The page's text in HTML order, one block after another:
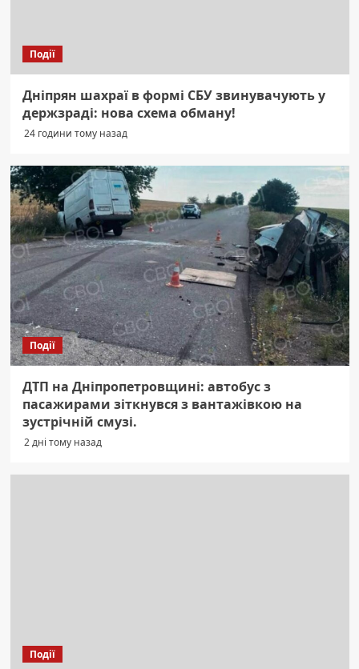
Події
Дніпрян шахраї в формі СБУ звинувачують у
держзраді: нова схема обману!
24 години тому назад
Події
ДТП на Дніпропетровщині: автобус з
пасажирами зіткнувся з вантажівкою на
зустрічній смузі.
2 дні тому назад
Події